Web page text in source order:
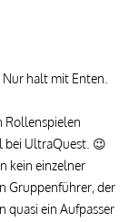
halt mit Enten.
Rollenspielen
bei UltraQuest. 😉
kein einzelner
Gruppenführer, der
quasi ein Aufpasser